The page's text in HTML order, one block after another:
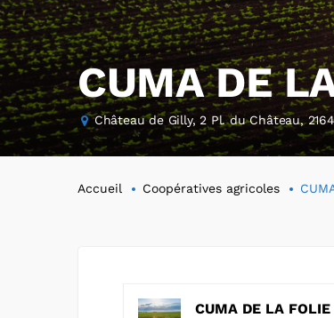
CUMA DE
Château de Gilly, 2 Pl. du Château,
Accueil Coopératives agricoles
CUMA DE LA FOLIE